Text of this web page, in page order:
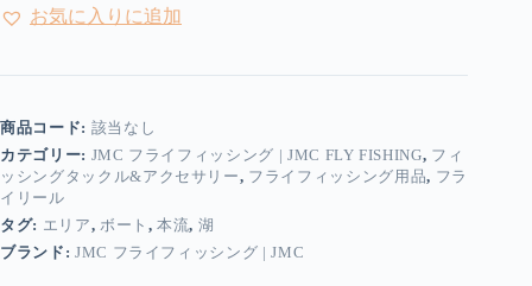
イ
ノ
ク
ス
-
ア
ン
チ
リ
お気に入りに追加
商品コード: 該当なし
カテゴリー: JMC フライフィッシング | JMC FLY FISHING, フィ
ッシングタックル&アクセサリー, フライフィッシング用品, フラ
イリール
タグ: エリア, ボート ,本流, 湖
ブランド: JMC フライフィッシング | JMC